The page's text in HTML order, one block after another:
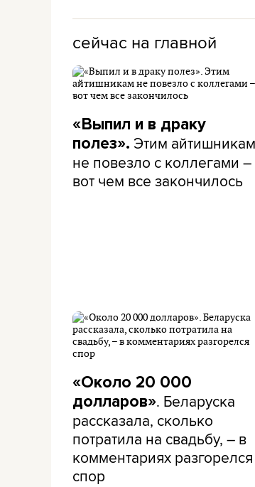
сейчас на главной
«Выпил и в драку
полез». Этим айтишникам
не повезло с коллегами –
вот чем все закончилось
«Около 20 000
долларов». Беларуска
рассказала, сколько
потратила на свадьбу, – в
комментариях разгорелся
спор